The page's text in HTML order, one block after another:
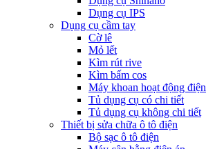
Dụng cụ IPS
Dụng cụ cầm tay
Cờ lê
Mỏ lết
Kìm rút rive
Kìm bấm cos
Máy khoan hoạt động điện
Tủ dụng cụ có chi tiết
Tủ dụng cụ không chi tiết
Thiết bị sửa chữa ô tô điện
Bộ sạc ô tô điện